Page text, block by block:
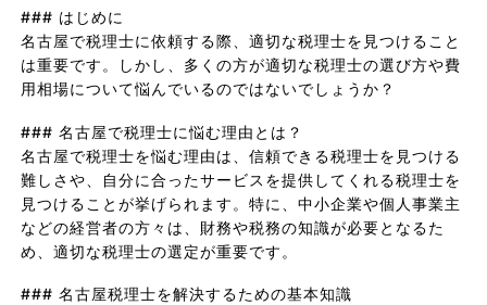
### はじめに
名古屋で税理士に依頼する際、適切な税理士を見つけること
は重要です。しかし、多くの方が適切な税理士の選び方や費
用相場について悩んでいるのではないでしょうか？
### 名古屋で税理士に悩む理由とは？
名古屋で税理士を悩む理由は、信頼できる税理士を見つける
難しさや、自分に合ったサービスを提供してくれる税理士を
見つけることが挙げられます。特に、中小企業や個人事業主
などの経営者の方々は、財務や税務の知識が必要となるた
め、適切な税理士の選定が重要です。
### 名古屋税理士を解決するための基本知識